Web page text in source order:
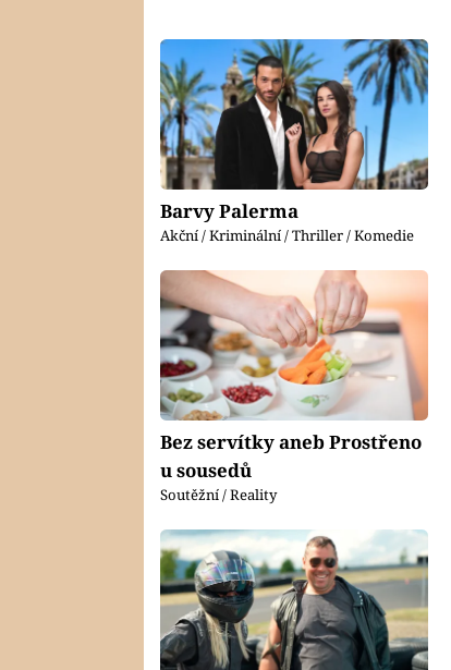
Barvy Palerma
Akční / Kriminální / Thriller / Komedie
Bez servítky aneb Prostřeno
u sousedů
Soutěžní / Reality